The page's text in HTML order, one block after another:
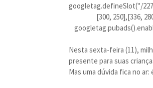
googletag.defineSlot("/
[300, 250],[336,
Nesta sexta-feira (11),
presente para suas
Mas uma dúvida fica no ar: